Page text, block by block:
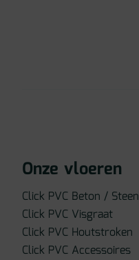
Onze vloeren
Click PVC Beton / Steen
Click PVC Visgraat
Click PVC Houtstroken
Click PVC Accessoires